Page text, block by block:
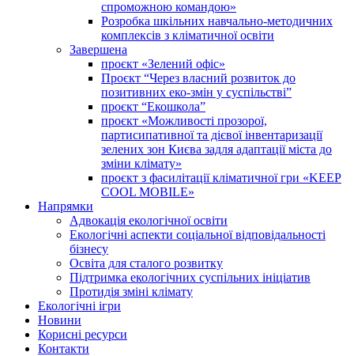
спроможною командою»
Розробка шкільних навчально-методичних
комплексів з кліматичної освіти
Завершена
проєкт «Зелений офіс»
Проєкт “Через власний розвиток до
позитивних еко-змін у суспільстві”
проєкт “Екошкола”
проєкт «Можливості прозорої,
партисипативної та дієвої інвентаризації
зелених зон Києва задля адаптації міста до
зміни клімату»
проєкт з фасилітації кліматичної гри «KEEP
COOL MOBILE»
Напрямки
Адвокація екологічної освіти
Екологічні аспекти соціальної відповідальності
бізнесу
Освіта для сталого розвитку
Підтримка екологічних суспільних ініціатив
Протидія зміні клімату
Екологічні ігри
Новини
Корисні ресурси
Контакти